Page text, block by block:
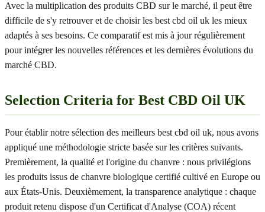
Avec la multiplication des produits CBD sur le marché, il peut être
difficile de s'y retrouver et de choisir les best cbd oil uk les mieux
adaptés à ses besoins. Ce comparatif est mis à jour régulièrement
pour intégrer les nouvelles références et les dernières évolutions du
marché CBD.
Selection Criteria for Best CBD Oil UK
Pour établir notre sélection des meilleurs best cbd oil uk, nous avons
appliqué une méthodologie stricte basée sur les critères suivants.
Premièrement, la qualité et l'origine du chanvre : nous privilégions
les produits issus de chanvre biologique certifié cultivé en Europe ou
aux États-Unis. Deuxièmement, la transparence analytique : chaque
produit retenu dispose d'un Certificat d'Analyse (COA) récent